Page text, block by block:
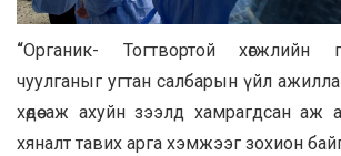
“Органик- Тогтвортой хөгжлийн
чуулганыг угтан салбарын үйл
хөдөө аж ахуйн зээлд хамрагдсан аж
хяналт тавих арга хэмжээг зохион